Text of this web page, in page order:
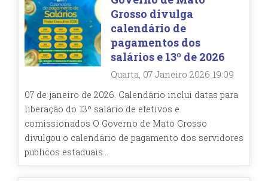
Grosso divulga
calendário de
pagamentos dos
salários e 13º de 2026
Quarta, 07 Janeiro 2026 19:09
07 de janeiro de 2026. Calendário inclui datas para
liberação do 13º salário de efetivos e
comissionados O Governo de Mato Grosso
divulgou o calendário de pagamento dos servidores
públicos estaduais...